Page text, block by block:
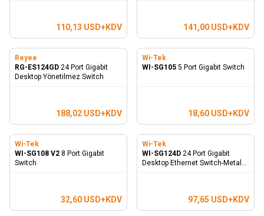
110,13 USD+KDV 141,00 USD+KDV
Reyee
RG-ES124GD 24 Port Gigabit
Desktop Yönetilmez Switch
188,02 USD+KDV
Wi-Tek
WI-SG105 5 Port Gigabit Switch
18,60 USD+KDV
Wi-Tek
WI-SG108 V2 8 Port Gigabit
Switch
32,60 USD+KDV
Wi-Tek
WI-SG124D 24 Port Gigabit
Desktop Ethernet Switch-Metal
97,65 USD+KDV